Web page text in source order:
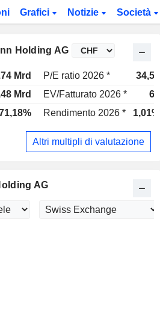
Grafici Notizie Società
Holding AG
Mrd P/E ratio 2026 *
34,5x
Mrd EV/Fatturato 2026 *
6x
Rendimento 2026 * 1,01%
Altri multipli di valutazione
AG